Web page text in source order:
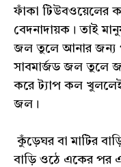
ফাঁকা টিউবওয়েলের
বেদনাদায়ক। তাই
জল তুলে আনার জন্য
সাবমার্জড জল তুলে
করে ট্যাপ কল
জল।
কুঁড়েঘর বা মাটির
বাড়ি ওঠে একের পর